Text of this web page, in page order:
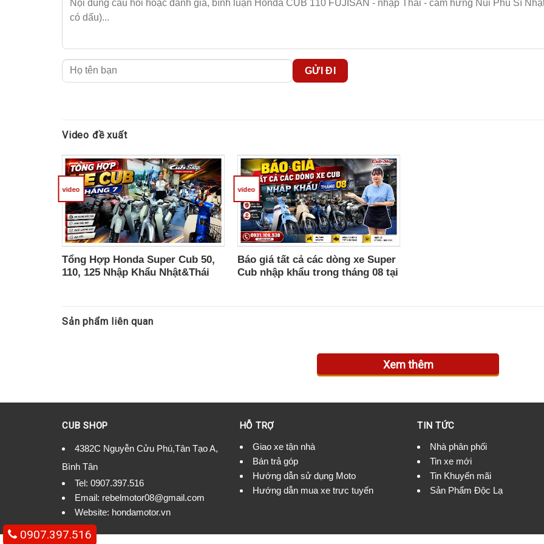
Tính năng nổi bật của Honda CUB 110 FUJISAN
Honda Cub 110 Thái Fujisan Nhập khẩu nguyên chiếc từ Thái Lan: sản xuất tại nhà máy Honda Thái
Thiết kế chủ đề FUJISAN: mô phỏng hình ảnh Núi Phú Sĩ, mặt trời mọc và hoa văn sóng Seigaiha truyền
Giới hạn 500 xe toàn cầu: số lượng sản xuất cực thấp, mang giá trị sưu tầm và tính độc quyền rất cao.
Động cơ 110cc phun xăng điện tử
: vận hành êm, tiết kiệm nhiên liệu, dễ bảo dưỡng.
Trang bị phanh đĩa trước: tăng hiệu quả phanh, an toàn hơn khi di chuyển trong phố lẫn đường dài.
Video đề xuất
Tổng Hợp Honda Super Cub 50,
110, 125 Nhập Khẩu Nhật&Thái
video
Báo giá tất cả các dòng xe Super
Cub nhập khẩu trong tháng 08 tại
video
Sản phẩm liên quan
Xem thêm
CUB SHOP
4382C Nguyễn Cửu Phú,Tân Tạo A,
Bình Tân
Tel: 0907.397.516
Email: rebelmotor08@gmail.com
Website: hondamotor.vn
HỖ TRỢ
Giao xe tận nhà
Bán trả góp
Hướng dẫn sử dụng Moto
Hướng dẫn mua xe trực tuyến
TIN TỨC
Nhà phân phối
Tin xe mới
Tin Khuyến mãi
Sản Phẩm Độc Lạ
0907.397.516